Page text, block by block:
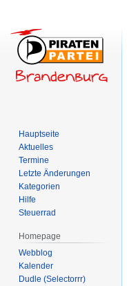
Hauptseite
Aktuelles
Termine
Letzte Änderungen
Kategorien
Hilfe
Steuerrad
Homepage
Webblog
Kalender
Dudle (Selectorrr)